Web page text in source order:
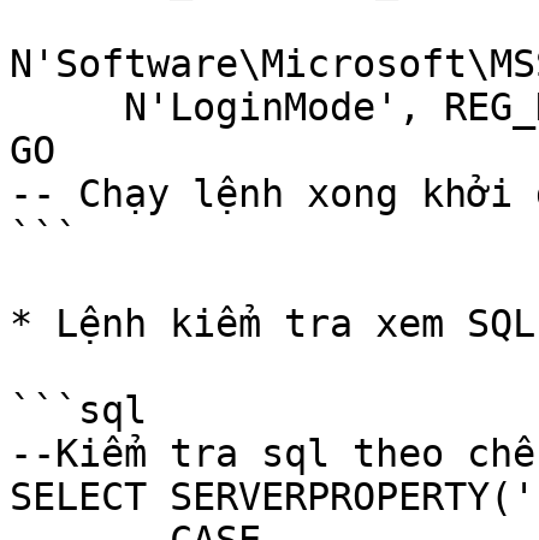
GO
-- Chạy lệnh xong khởi
```
* Lệnh kiểm tra xem
```sql
--Kiểm tra sql theo chế
SELECT